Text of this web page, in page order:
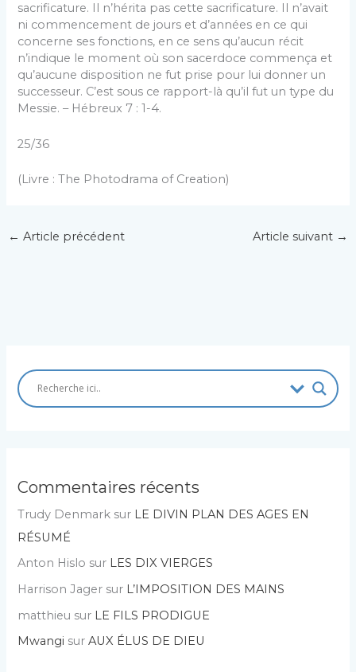
sacrificature. Il n’hérita pas cette sacrificature. Il n’avait
ni commencement de jours et d’années en ce qui
concerne ses fonctions, en ce sens qu’aucun récit
n’indique le moment où son sacerdoce commença et
qu’aucune disposition ne fut prise pour lui donner un
successeur. C’est sous ce rapport-là qu’il fut un type du
Messie. – Hébreux 7 : 1-4.
25/36
(Livre : The Photodrama of Creation)
← Article précédent Article suivant →
Commentaires récents
Trudy Denmark sur LE DIVIN PLAN DES AGES EN
RÉSUMÉ
Anton Hislo sur LES DIX VIERGES
Harrison Jager sur L’IMPOSITION DES MAINS
matthieu sur LE FILS PRODIGUE
Mwangi surAUX ÉLUS DE DIEU